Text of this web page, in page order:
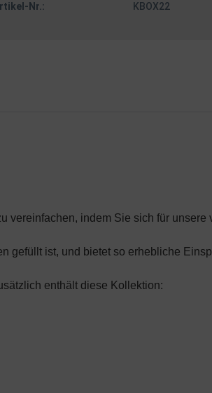
Nr.: KBOX22
vereinfachen, indem Sie sich für unsere
gefüllt ist, und bietet so erhebliche
enthält diese Kollektion: